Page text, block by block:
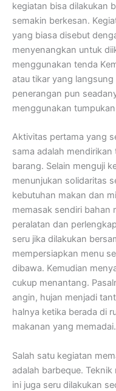
kegiatan bisa dilakukan
semakin berkesan.
yang biasa disebut
menyenangkan untuk
menggunakan tenda
atau tikar yang
penerangan pun
menggunakan
Aktivitas pertama yang
sama adalah
barang. Selain menguji
menunjukan solidaritas
kebutuhan makan dan
memasak sendiri bahan
peralatan dan
seru jika dilakukan
mempersiapkan menu
dibawa. Kemudian
cukup menantang.
angin, hujan menjadi
halnya ketika berada di
makanan yang memadai.
Salah satu kegiatan
adalah barbeque.
ini juga seru dilakukan